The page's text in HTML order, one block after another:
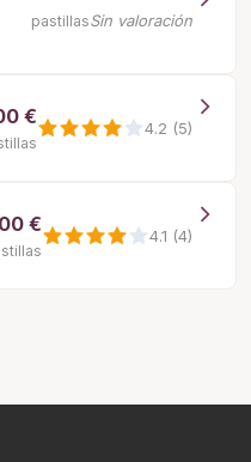
pastillasSin valoración
€ 4.2 (5)
€ 4.1 (4)